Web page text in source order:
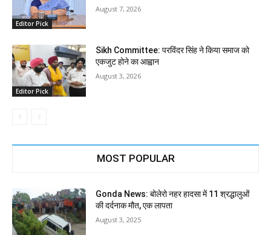
Editor Pick
August 7, 2026
Editor Pick
Sikh Committee: परविंदर सिंह ने किया समाज को
एकजुट होने का आह्वान
August 3, 2026
MOST POPULAR
Gonda News: बोलेरो नहर हादसा में 11 श्रद्धालुओं
की दर्दनाक मौत, एक लापता
August 3, 2025